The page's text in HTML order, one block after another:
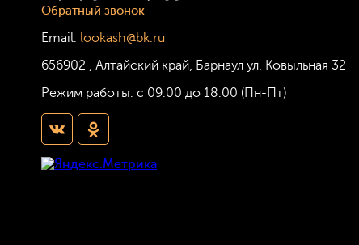
Обратный звонок
Email: lookash@bk.ru
656902 , Алтайский край, Барнаул ул. Ковыльная 32
Режим работы: с 09:00 до 18:00 (Пн-Пт)